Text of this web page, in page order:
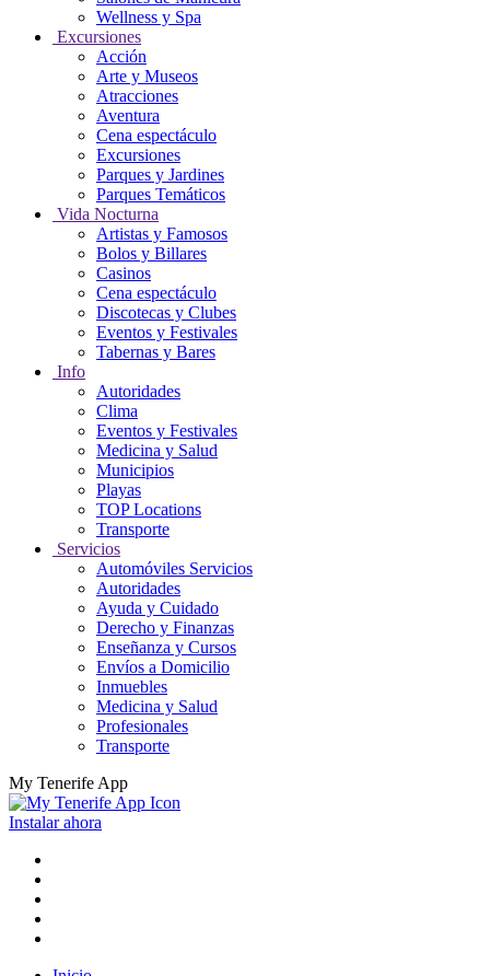
Wellness y Spa
Excursiones
Acción
Arte y Museos
Atracciones
Aventura
Cena espectáculo
Excursiones
Parques y Jardines
Parques Temáticos
Vida Nocturna
Artistas y Famosos
Bolos y Billares
Casinos
Cena espectáculo
Discotecas y Clubes
Eventos y Festivales
Tabernas y Bares
Info
Autoridades
Clima
Eventos y Festivales
Medicina y Salud
Municipios
Playas
TOP Locations
Transporte
Servicios
Automóviles Servicios
Autoridades
Ayuda y Cuidado
Derecho y Finanzas
Enseñanza y Cursos
Envíos a Domicilio
Inmuebles
Medicina y Salud
Profesionales
Transporte
My Tenerife App
Instalar ahora